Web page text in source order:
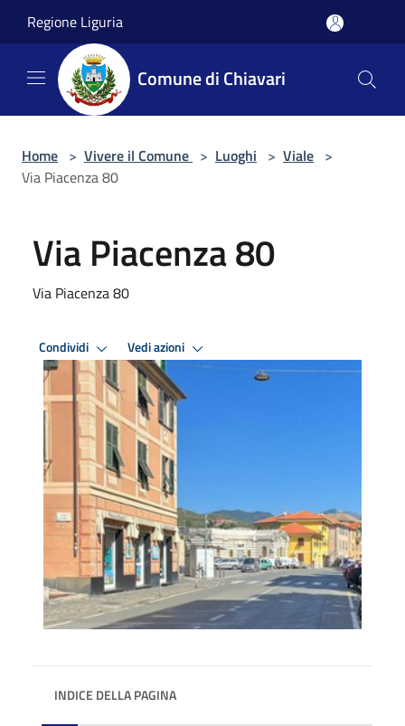
Regione Liguria
Comune di Chiavari
Home > Vivere il Comune > Luoghi > Viale >
Via Piacenza 80
Via Piacenza 80
Via Piacenza 80
Condividi Vedi azioni
INDICE DELLA PAGINA